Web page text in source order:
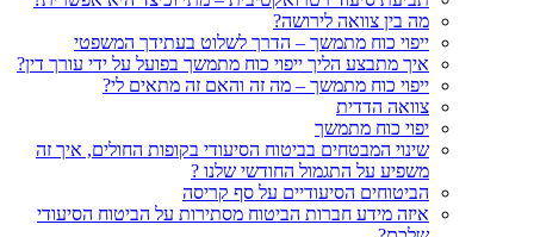
מה בין צוואה לירושה?
ייפוי כוח מתמשך – הדרך לשלוט בעתידך המשפטי
איך מתבצע הליך ייפוי כוח מתמשך בפועל על ידי עורך דין?
ייפוי כוח מתמשך – מה זה והאם זה מתאים לי?
צוואה הדדית
יפוי כוח מתמשך
שינוי המבטחים בביטוח הסיעודי בקופות החולים, איך זה
משפיע על התגמול החודשי שלנו ?
הביטוחים הסיעודיים על סף קריסה
איזה מידע חברות הביטוח מסתירות על הביטוח הסיעודי